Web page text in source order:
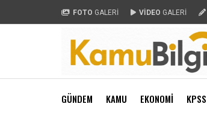
FOTO GALERİ VİDEO GALERİ
GÜNDEM KAMU EKONOMİ KPSS